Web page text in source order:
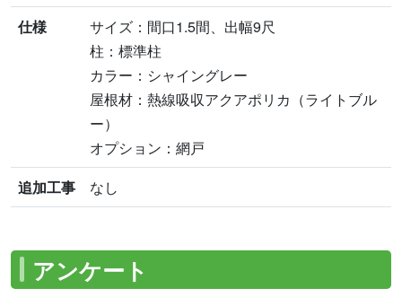
仕様
サイズ：間口1.5間、出幅9尺
柱：標準柱
カラー：シャイングレー
屋根材：熱線吸収アクアポリカ（ライトブル
ー）
オプション：網戸
追加工事
なし
アンケート